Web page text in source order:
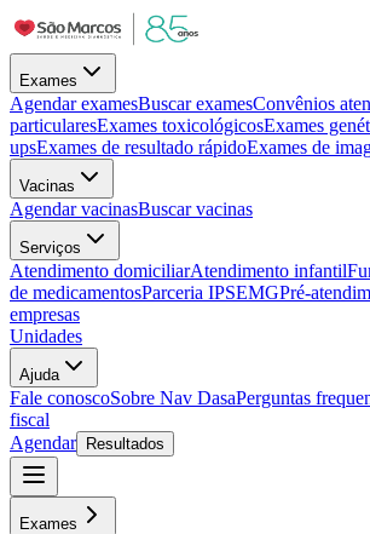
Exames
Agendar examesBuscar examesConvênios
particularesExames toxicológicosExames
upsExames de resultado rápidoExames de
Vacinas
Agendar vacinasBuscar vacinas
Serviços
Atendimento domiciliarAtendimento infantil
de medicamentosParceria IPSEMGPré-
empresas
Unidades
Ajuda
Fale conoscoSobre Nav DasaPerguntas
fiscal
Agendar
Resultados
Exames